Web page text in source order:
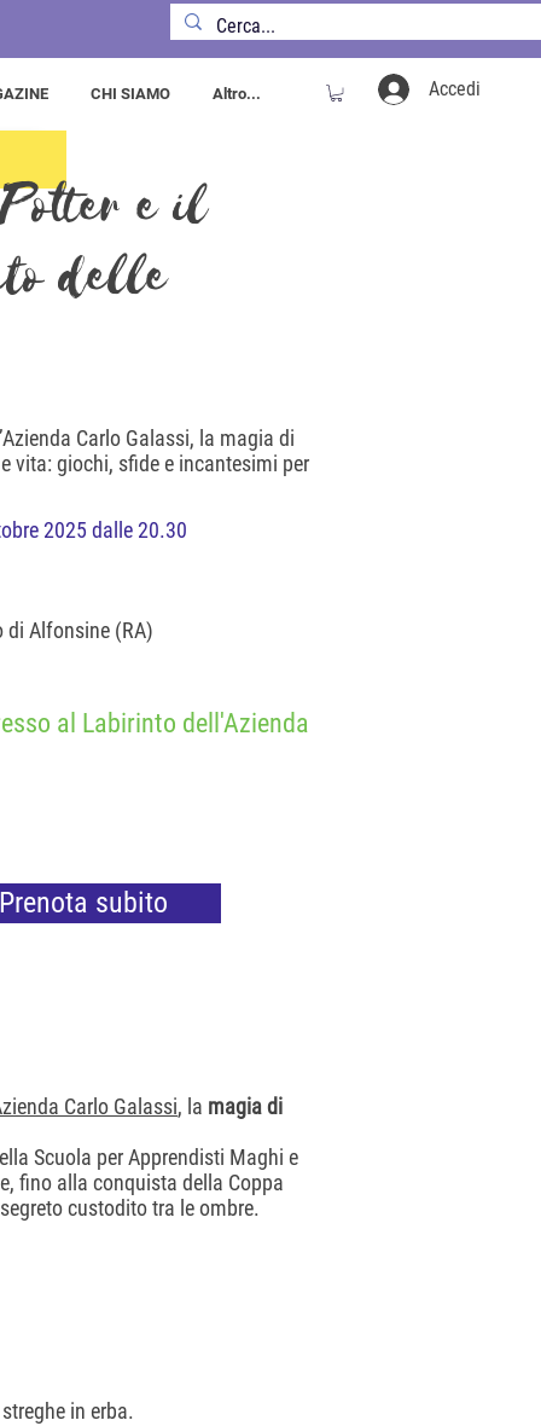
CHI SIAMO Altro... Accedi
e il
delle
Carlo Galassi, la magia di
vita: giochi, sfide e incantesimi per
2025 dalle 20.30
di Alfonsine (RA)
al Labirinto dell'Azienda
subito
Carlo Galassi, la magia di
Scuola per Apprendisti Maghi e
fino alla conquista della Coppa
custodito tra le ombre.
in erba.